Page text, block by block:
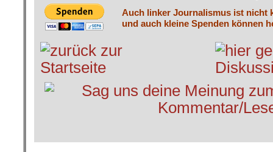
Auch linker Journalismus ist nicht
und auch kleine Spenden können